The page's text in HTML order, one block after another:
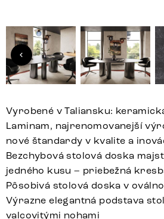
Vyrobené v Taliansku:
Laminam, najrenomovanejší
nové štandardy v kvalite a
Bezchybová stolová doska
jedného kusu – priebežná
Pôsobivá stolová doska v
Výrazne elegantná podstava
valcovitými nohami